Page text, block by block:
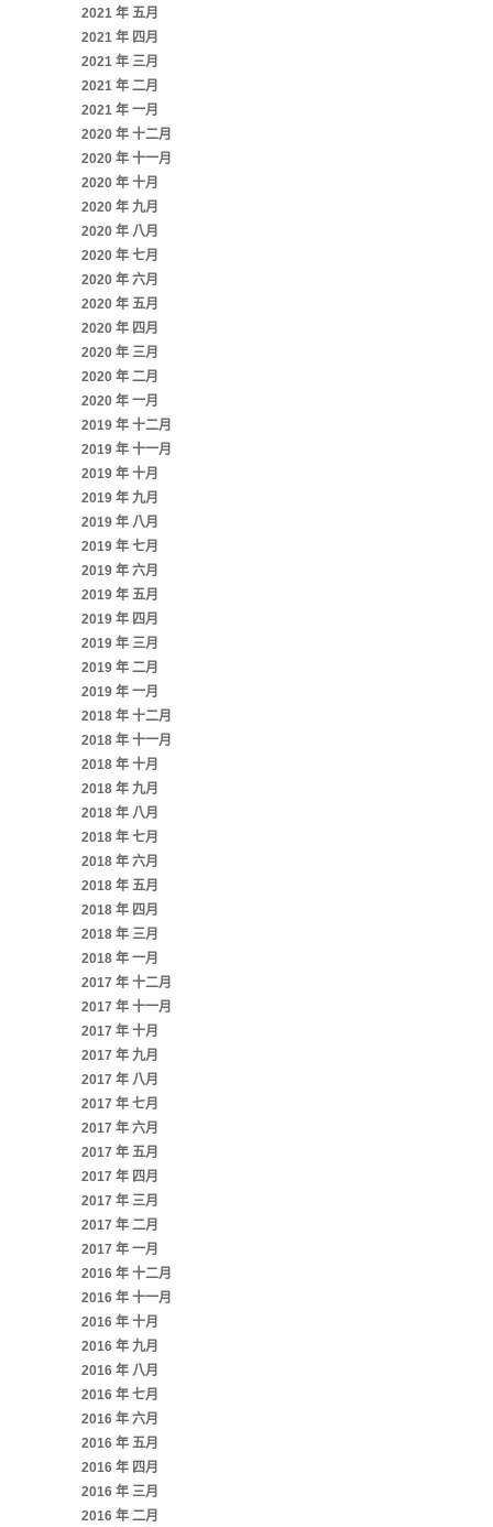
2021 年 五月
2021 年 四月
2021 年 三月
2021 年 二月
2021 年 一月
2020 年 十二月
2020 年 十一月
2020 年 十月
2020 年 九月
2020 年 八月
2020 年 七月
2020 年 六月
2020 年 五月
2020 年 四月
2020 年 三月
2020 年 二月
2020 年 一月
2019 年 十二月
2019 年 十一月
2019 年 十月
2019 年 九月
2019 年 八月
2019 年 七月
2019 年 六月
2019 年 五月
2019 年 四月
2019 年 三月
2019 年 二月
2019 年 一月
2018 年 十二月
2018 年 十一月
2018 年 十月
2018 年 九月
2018 年 八月
2018 年 七月
2018 年 六月
2018 年 五月
2018 年 四月
2018 年 三月
2018 年 一月
2017 年 十二月
2017 年 十一月
2017 年 十月
2017 年 九月
2017 年 八月
2017 年 七月
2017 年 六月
2017 年 五月
2017 年 四月
2017 年 三月
2017 年 二月
2017 年 一月
2016 年 十二月
2016 年 十一月
2016 年 十月
2016 年 九月
2016 年 八月
2016 年 七月
2016 年 六月
2016 年 五月
2016 年 四月
2016 年 三月
2016 年 二月